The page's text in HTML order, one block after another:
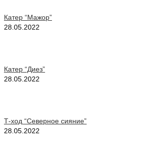
Катер “Мажор”
28.05.2022
Катер “Диез”
28.05.2022
Т-ход “Северное сияние”
28.05.2022